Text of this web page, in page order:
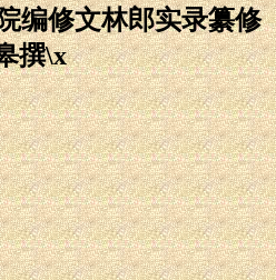
编修文林郎实录纂修
撰\x